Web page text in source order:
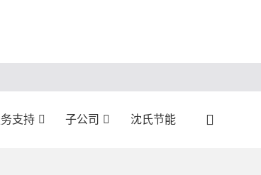
支持 子公司 沈氏节能